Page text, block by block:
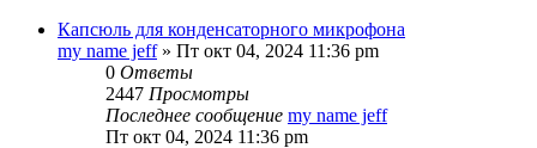
Капсюль для конденсаторного микрофона
my name jeff» Пт окт 04, 2024 11:36 pm
0 Ответы
2447 Просмотры
Последнее сообщение my name jeff
Пт окт 04, 2024 11:36 pm